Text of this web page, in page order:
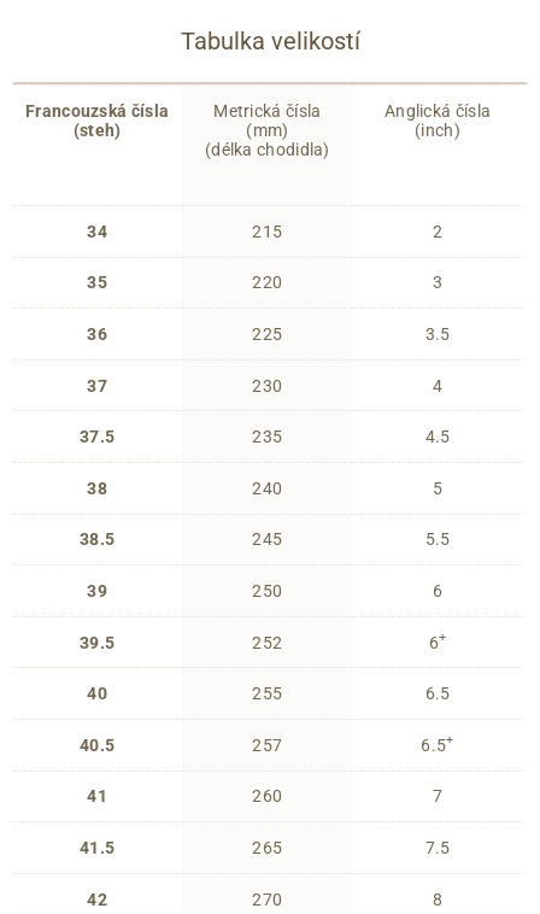
Tabulka velikostí
Francouzská čísla
(steh)
34
35
36
37
37.5
38
38.5
39
39.5
40
40.5
41
41.5
42
Metrická čísla
(mm)
(délka chodidla)
215
220
225
230
235
240
245
250
252
255
257
260
265
270
Anglická čísla
(inch)
2
3
3.5
4
4.5
5
5.5
6
6+
6.5
6.5+
7
7.5
8